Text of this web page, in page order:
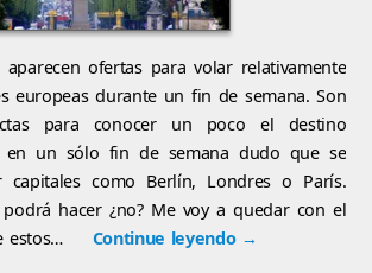
aparecen ofertas para volar relativamente
europeas durante un fin de semana. Son
para conocer un poco el destino
en un sólo fin de semana dudo que se
capitales como Berlín, Londres o París.
hacer ¿no? Me voy a quedar con el
estos…
Continue leyendo →